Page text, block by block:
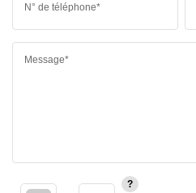
N° de téléphone*
Message*